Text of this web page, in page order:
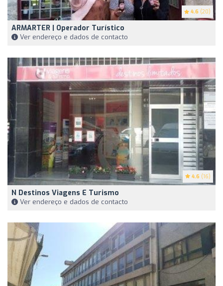
4.6 (20)
ARMARTER | Operador Turístico
Ver endereço e dados de contacto
4.6 (16)
N Destinos Viagens E Turismo
Ver endereço e dados de contacto